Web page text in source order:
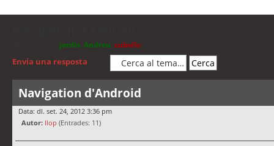
jordis Andreu cubells
Envia una resposta
Navigation d'Android
Data: dl. set. 24, 2012 3:36 pm
Autor: llop (Entrades: 11)